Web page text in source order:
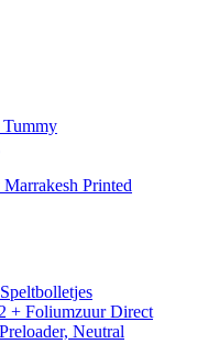
Printed
+ Foliumzuur Direct
Neutral